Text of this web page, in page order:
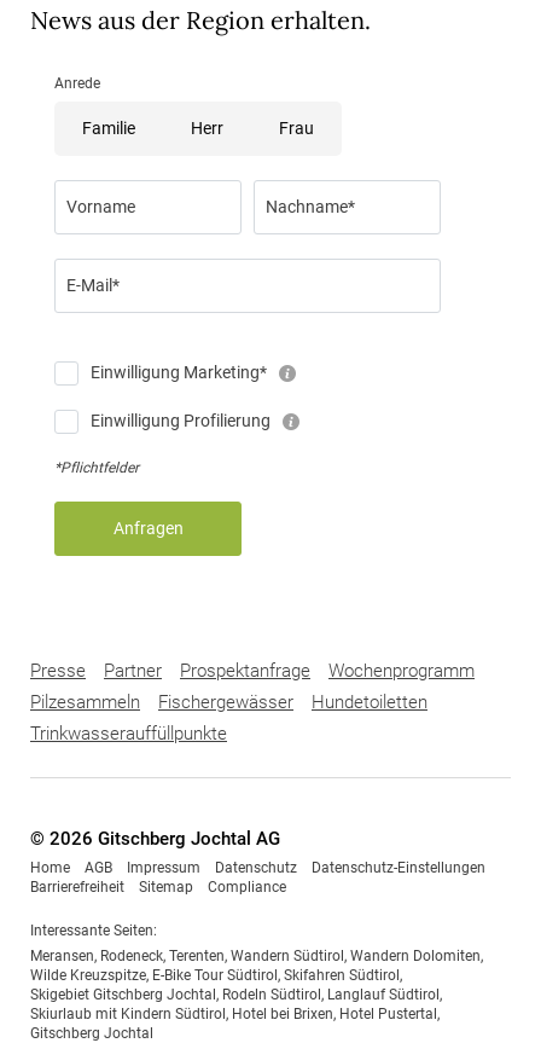
News aus der Region erhalten.
Anrede
Familie Herr Frau
Vorname Nachname*
E-Mail*
Einwilligung Marketing*
Einwilligung Profilierung
*Pflichtfelder
Anfragen
Presse Partner Prospektanfrage
Wochenprogramm
Pilzesammeln
Fischergewässer
Hundetoiletten
Trinkwasserauffüllpunkte
© 2026 Gitschberg Jochtal AG
Home AGB Impressum Datenschutz
Datenschutz-Einstellungen
Barrierefreiheit
Sitemap Compliance
Interessante Seiten:
Meransen, Rodeneck, Terenten, Wandern Südtirol, Wandern Dolomiten,
Wilde Kreuzspitze, E-Bike Tour Südtirol, Skifahren Südtirol,
Skigebiet Gitschberg Jochtal, Rodeln Südtirol, Langlauf Südtirol,
Skiurlaub mit Kindern Südtirol, Hotel bei Brixen, Hotel Pustertal,
Gitschberg Jochtal